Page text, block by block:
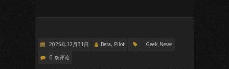
2025年12月31日 Beta, Pilot
Geek News
0 条评论